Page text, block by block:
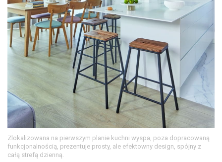
Zlokalizowana na pierwszym planie kuchni wyspa, poza dopracowaną
funkcjonalnością, prezentuje prosty, ale efektowny design, spójny z
całą strefą dzienną.